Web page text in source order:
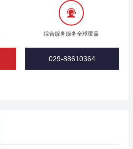
综合服务服务全球覆盖
029-88610364